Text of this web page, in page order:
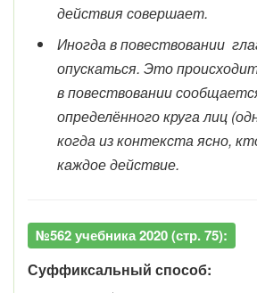
действия совершает.
Иногда в повествовании
опускаться. Это
в повествовании
определённого круга лиц
когда из контекста ясно,
каждое действие.
№562 учебника 2020 (стр. 75):
Суффиксальный способ: